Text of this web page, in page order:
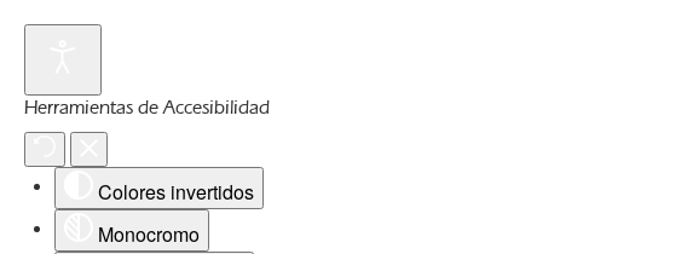
Herramientas de Accesibilidad
Colores invertidos
Monocromo